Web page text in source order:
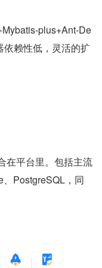
plus+Ant-De
赖性低，灵活的扩
在平台里。包括主流
PostgreSQL，同